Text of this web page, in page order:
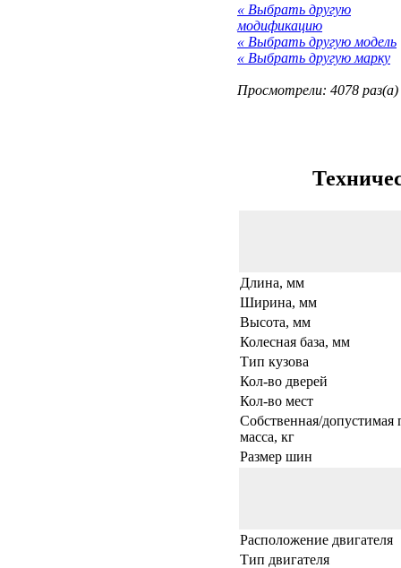
« Выбрать другую
модификацию
« Выбрать другую модель
« Выбрать другую марку
Просмотрели: 4078 раз(а)
Длина, мм
Ширина, мм
Высота, мм
Колесная база, мм
Тип кузова
Кол-во дверей
Кол-во мест
Собственная/допустимая
масса, кг
Размер шин
Расположение двигателя
Тип двигателя